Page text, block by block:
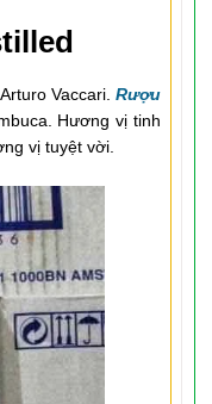
Vaccari. Rượu
Hương vị tinh
vị tuyệt vời.